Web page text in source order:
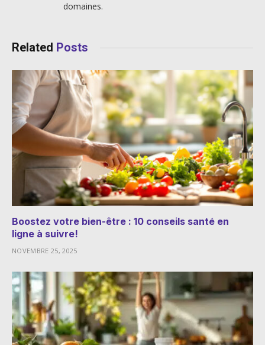
domaines.
Related Posts
Boostez votre bien-être : 10 conseils santé en
ligne à suivre!
NOVEMBRE 25, 2025